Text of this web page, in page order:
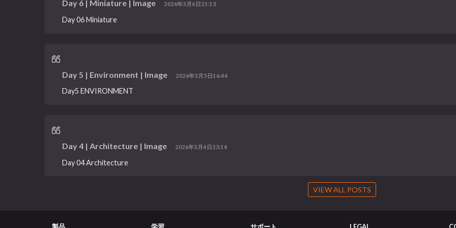
Day 6 | Miniature | Image 2026年3月6日21:13
Day 06 Miniature
Day 5 | Environment | Image 2026年3月5日16:44
Day5 ENVIRONMENT
Day 4 | Architecture | Image 2026年3月4日23:14
Day 04 Architecture
VIEW ALL POSTS